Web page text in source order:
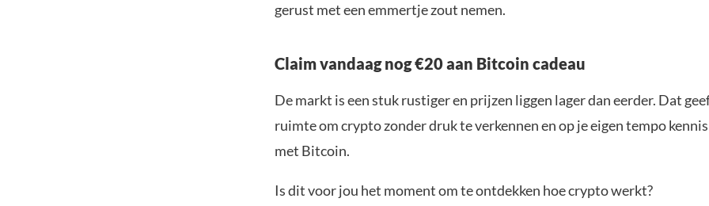
gerust met een emmertje zout nemen.
Claim vandaag nog €20 aan Bitcoin cadeau
De markt is een stuk rustiger en prijzen liggen lager dan eerder. Dat
ruimte om crypto zonder druk te verkennen en op je eigen tempo
met Bitcoin.
Is dit voor jou het moment om te ontdekken hoe crypto werkt?